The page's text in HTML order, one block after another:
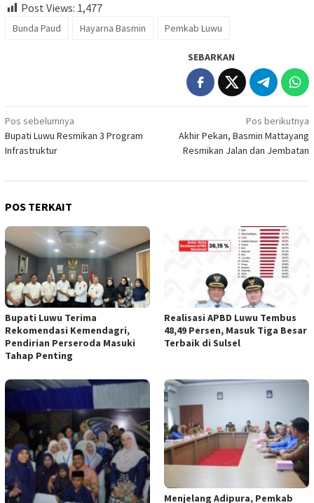
Post Views: 1,477
Bunda Paud Hayarna Basmin Pemkab Luwu
SEBARKAN
Navigasi
pos
Pos sebelumnya
Bupati Luwu Resmikan 3 Program
Infrastruktur
Pos berikutnya
Akhir Pekan, Basmin Mattayang
Resmikan Jalan dan Jembatan
POS TERKAIT
Bupati Luwu Terima
Rekomendasi Kemendagri,
Pendirian Perseroda Masuki
Tahap Penting
Realisasi APBD Luwu Tembus
48,49 Persen, Masuk Tiga Besar
Terbaik di Sulsel
Menjelang Adipura, Pemkab